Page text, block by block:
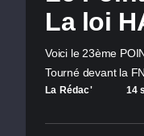
La loi
Voici le 23ème
Tourné devant la
La Rédac' 14